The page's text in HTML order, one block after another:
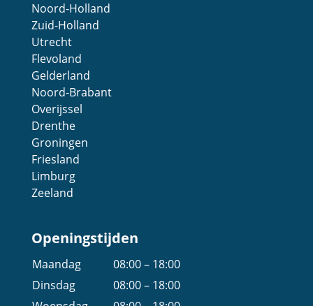
Noord-Holland
Zuid-Holland
Utrecht
Flevoland
Gelderland
Noord-Brabant
Overijssel
Drenthe
Groningen
Friesland
Limburg
Zeeland
Openingstijden
Maandag
08:00 – 18:00
Dinsdag
08:00 – 18:00